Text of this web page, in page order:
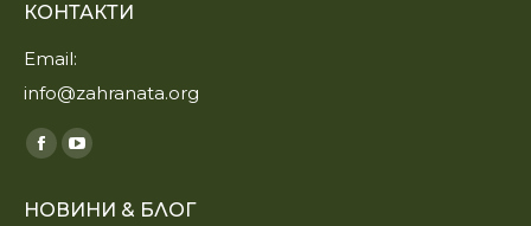
КОНТАКТИ
Email:
info@zahranata.org
Find us on:
Facebook
opens
YouTube
opens
НОВИНИ & БЛОГ